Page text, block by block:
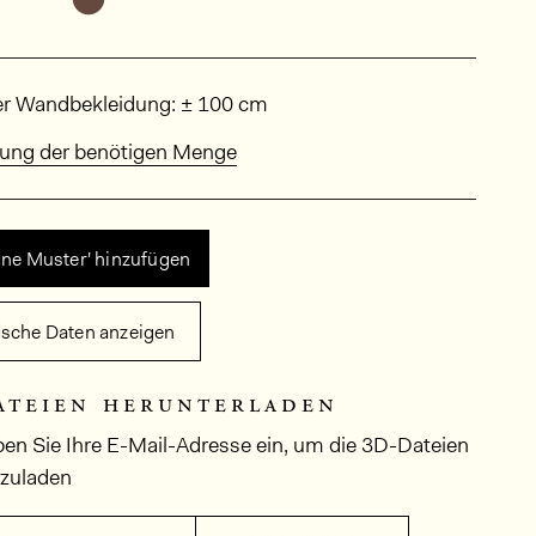
Wandbekleidung: ± 100 cm
der benötigen Menge
Muster' hinzufügen
Daten anzeigen
herunterladen
Sie Ihre E-Mail-Adresse ein, um die 3D-Dateien